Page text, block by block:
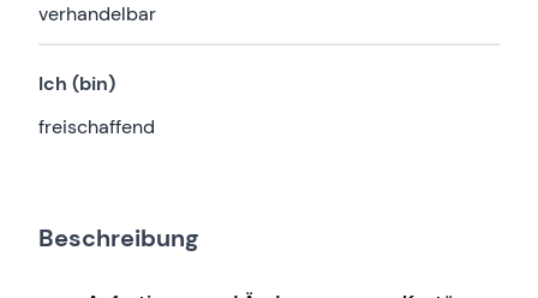
verhandelbar
Ich (bin)
freischaffend
Beschreibung